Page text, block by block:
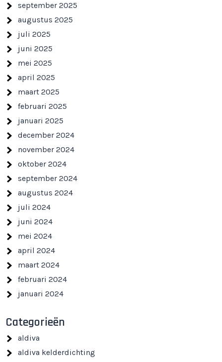
september 2025
augustus 2025
juli 2025
juni 2025
mei 2025
april 2025
maart 2025
februari 2025
januari 2025
december 2024
november 2024
oktober 2024
september 2024
augustus 2024
juli 2024
juni 2024
mei 2024
april 2024
maart 2024
februari 2024
januari 2024
Categorieën
aldiva
aldiva kelderdichting